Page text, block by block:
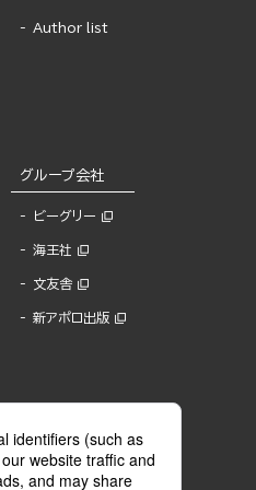
Author list
グループ会社
ビーグリー
海王社
文友舎
新アポロ出版